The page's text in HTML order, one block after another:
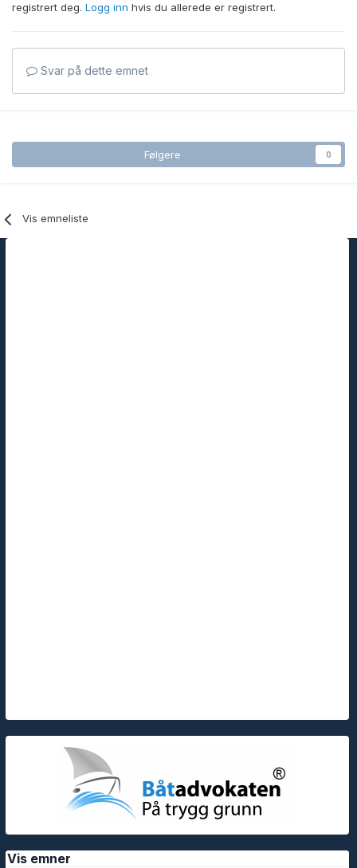
registrert deg. Logg inn hvis du allerede er registrert.
Svar på dette emnet
Følgere 0
Vis emneliste
Vis emner